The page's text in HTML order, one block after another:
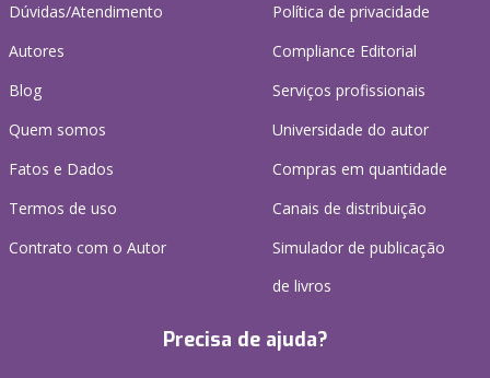
Dúvidas/Atendimento
Autores
Blog
Quem somos
Fatos e Dados
Termos de uso
Contrato com o Autor
Política de privacidade
Compliance Editorial
Serviços profissionais
Universidade do autor
Compras em quantidade
Canais de distribuição
Simulador de publicação
de livros
Precisa de ajuda?